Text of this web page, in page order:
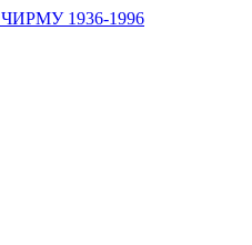
ЧИРМУ 1936-1996